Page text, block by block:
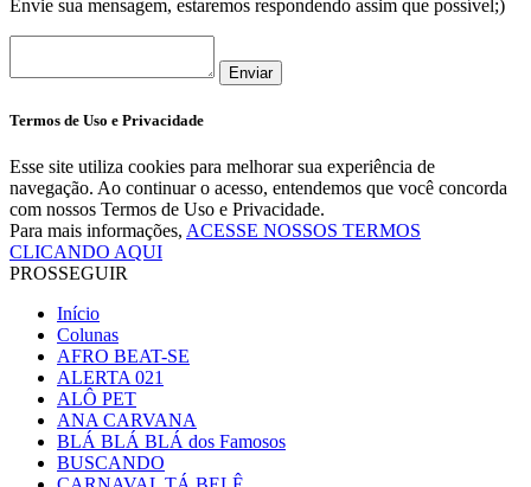
Envie sua mensagem, estaremos respondendo assim que possível;)
Enviar
Termos de Uso e Privacidade
Esse site utiliza cookies para melhorar sua experiência de
navegação. Ao continuar o acesso, entendemos que você concorda
com nossos Termos de Uso e Privacidade.
Para mais informações, ACESSE NOSSOS TERMOS
CLICANDO AQUI
PROSSEGUIR
Início
Colunas
AFRO BEAT-SE
ALERTA 021
ALÔ PET
ANA CARVANA
BLÁ BLÁ BLÁ dos Famosos
BUSCANDO